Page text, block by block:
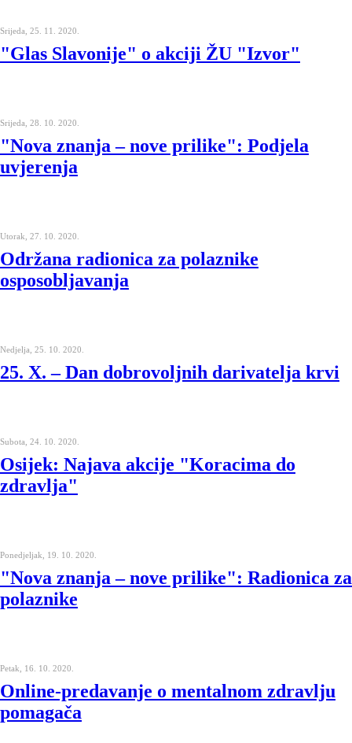
Srijeda, 25. 11. 2020.
"Glas Slavonije" o akciji ŽU "Izvor"
Srijeda, 28. 10. 2020.
"Nova znanja – nove prilike": Podjela
uvjerenja
Utorak, 27. 10. 2020.
Održana radionica za polaznike
osposobljavanja
Nedjelja, 25. 10. 2020.
25. X. – Dan dobrovoljnih darivatelja krvi
Subota, 24. 10. 2020.
Osijek: Najava akcije "Koracima do
zdravlja"
Ponedjeljak, 19. 10. 2020.
"Nova znanja – nove prilike": Radionica za
polaznike
Petak, 16. 10. 2020.
Online-predavanje o mentalnom zdravlju
pomagača